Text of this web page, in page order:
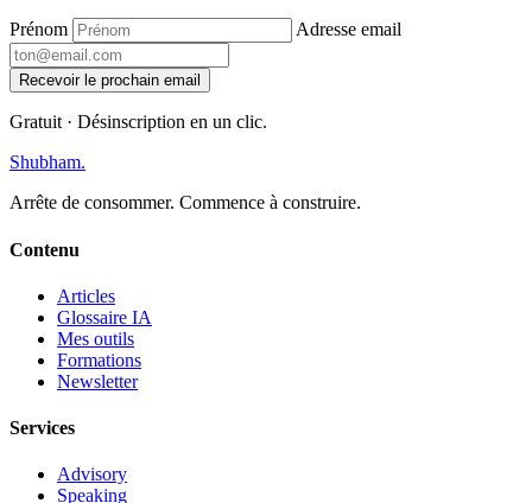
Prénom Adresse email
Recevoir le prochain email
Gratuit · Désinscription en un clic.
Shubham.
Arrête de consommer. Commence à construire.
Contenu
Articles
Glossaire IA
Mes outils
Formations
Newsletter
Services
Advisory
Speaking